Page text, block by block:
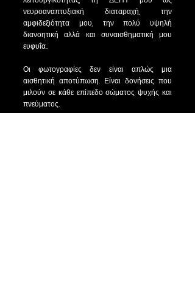
νευροαναπτυξιακή διαταραχή, την
αμφιδεξιότητα μου, την πολύ υψηλή
διανοητική αλλά και συναισθηματική μου
ευφυΐα..
Οι φωτογραφίες δεν είναι απλώς μια
αισθητική αποτύπωση. Είναι δονήσεις που
μιλούν σε κάθε επίπεδο σώματος ψυχής και
πνεύματος.